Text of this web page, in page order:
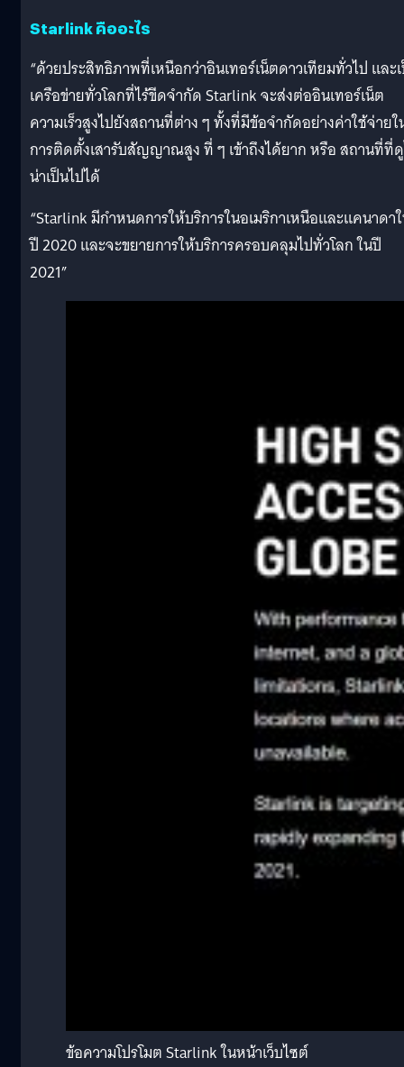
Starlink คืออะไร
“ด้วยประสิทธิภาพที่เหนือกว่าอินเทอร์เน็ตดาวเทียมทั่วไป และ
เครือข่ายทั่วโลกที่ไร้ขีดจำกัด Starlink จะส่งต่ออินเทอร์เน็ต
ความเร็วสูงไปยังสถานที่ต่าง ๆ ทั้งที่มีข้อจำกัดอย่างค่าใช้จ่ายใ
การติดตั้งเสารับสัญญาณสูง ที่ ๆ เข้าถึงได้ยาก หรือ สถานที่ที่
น่าเป็นไปได้
“Starlink มีกำหนดการให้บริการในอเมริกาเหนือและแคนาดา
ปี 2020 และจะขยายการให้บริการครอบคลุมไปทั่วโลก ในปี
2021”
ข้อความโปรโมต Starlink ในหน้าเว็บไซต์